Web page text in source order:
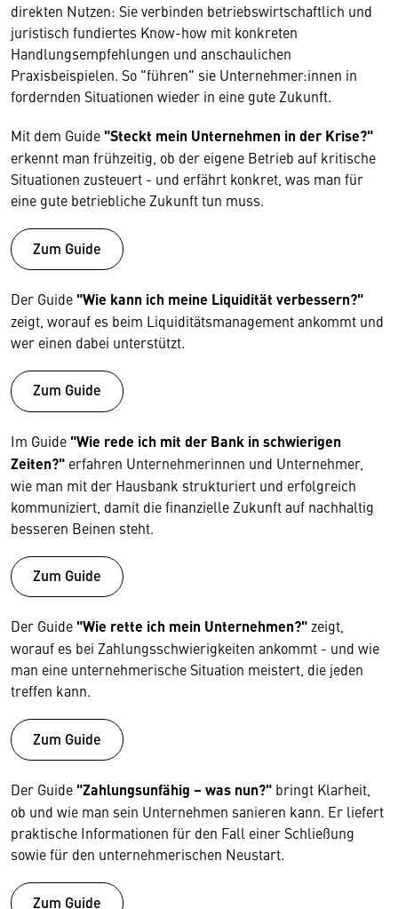
direkten Nutzen: Sie verbinden betriebswirtschaftlich und
juristisch fundiertes Know-how mit konkreten
Handlungsempfehlungen und anschaulichen
Praxisbeispielen. So "führen" sie Unternehmer:innen in
fordernden Situationen wieder in eine gute Zukunft.
Mit dem Guide "Steckt mein Unternehmen in der Krise?"
erkennt man frühzeitig, ob der eigene Betrieb auf kritische
Situationen zusteuert - und erfährt konkret, was man für
eine gute betriebliche Zukunft tun muss.
Zum Guide
Der Guide "Wie kann ich meine Liquidität verbessern?"
zeigt, worauf es beim Liquiditätsmanagement ankommt und
wer einen dabei unterstützt.
Zum Guide
Im Guide "Wie rede ich mit der Bank in schwierigen
Zeiten?" erfahren Unternehmerinnen und Unternehmer,
wie man mit der Hausbank strukturiert und erfolgreich
kommuniziert, damit die finanzielle Zukunft auf nachhaltig
besseren Beinen steht.
Zum Guide
Der Guide "Wie rette ich mein Unternehmen?" zeigt,
worauf es bei Zahlungsschwierigkeiten ankommt - und wie
man eine unternehmerische Situation meistert, die jeden
treffen kann.
Zum Guide
Der Guide "Zahlungsunfähig – was nun?" bringt Klarheit,
ob und wie man sein Unternehmen sanieren kann. Er liefert
praktische Informationen für den Fall einer Schließung
sowie für den unternehmerischen Neustart.
Zum Guide